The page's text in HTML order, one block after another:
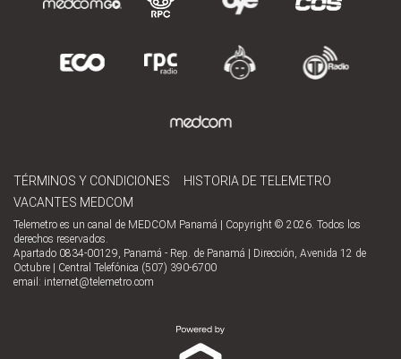
TÉRMINOS Y CONDICIONES
HISTORIA DE TELEMETRO
VACANTES MEDCOM
Telemetro es un canal de MEDCOM Panamá | Copyright © 2026. Todos los
derechos reservados.
Apartado 0834-00129, Panamá - Rep. de Panamá | Dirección, Avenida 12 de
Octubre | Central Telefónica (507) 390-6700
email: internet@telemetro.com